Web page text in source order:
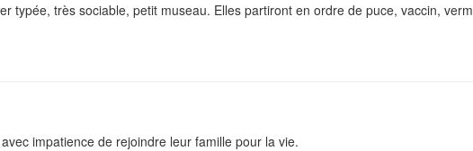
typée, très sociable, petit museau. Elles partiront en ordre de puce, vaccin,
impatience de rejoindre leur famille pour la vie.